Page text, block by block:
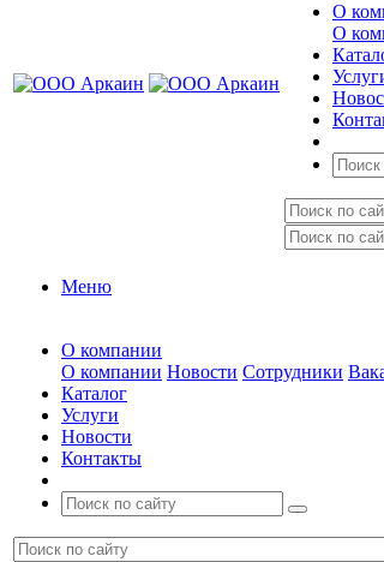
О
О
Меню
О компании
О компании Новости Сотрудники
Каталог
Услуги
Новости
Контакты